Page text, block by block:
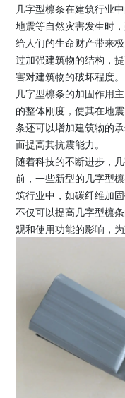
几字型檩条在建筑行业
地震等自然灾害发生时
给人们的生命财产带来
过加强建筑物的结构，
害对建筑物的破坏程度。
几字型檩条的加固作用
的整体刚度，使其在地
条还可以增加建筑物的
而提高其抗震能力。
随着科技的不断进步，
前，一些新型的几字型
筑行业中，如碳纤维加
不仅可以提高几字型檩
观和使用功能的影响，